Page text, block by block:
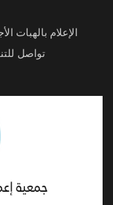
الإعلام بالهبات
تواصل